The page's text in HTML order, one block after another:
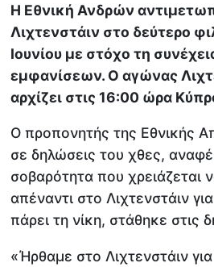
Η Εθνική Ανδρών
Λιχτενστάιν στο δεύτερο
Ιουνίου με στόχο τη
εμφανίσεων. Ο αγώνας
αρχίζει στις 16:00 ώρα
Ο προπονητής της Εθνικής
σε δηλώσεις του χθες,
σοβαρότητα που χρειάζεται
απέναντι στο Λιχτενστάιν
πάρει τη νίκη, στάθηκε στις
«Ήρθαμε στο Λιχτενστάιν